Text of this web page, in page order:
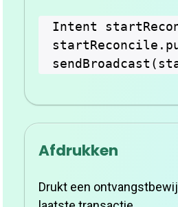
Intent
Afdrukken
Drukt een